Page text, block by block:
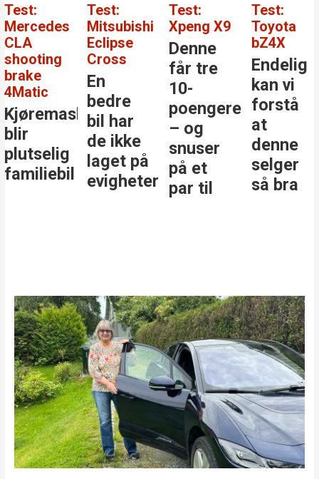
Test:
Mercedes
CLA
shooting
brake
4Matic
Kjøremaskinen
blir
plutselig
familiebil
Test:
Mitsubishi
Eclipse
Cross
En
bedre
bil har
de ikke
laget på
evigheter
Test:
Xpeng X9
Denne
får tre
10-
poengere
– og
snuser
på et
par til
Test:
Toyota
bZ4X
Endelig
kan vi
forstå
at
denne
selger
så bra